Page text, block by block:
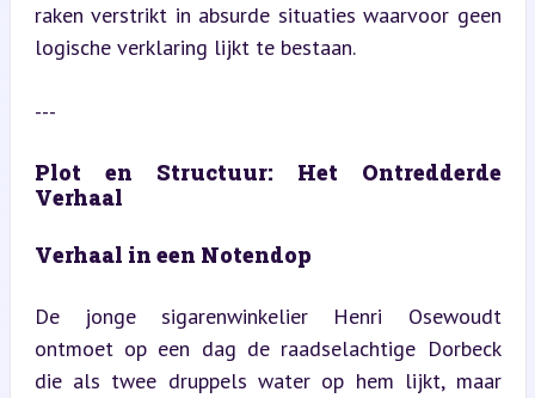
raken verstrikt in absurde situaties waarvoor geen
logische verklaring lijkt te bestaan.
---
Plot en Structuur: Het Ontredderde
Verhaal
Verhaal in een Notendop
De jonge sigarenwinkelier Henri Osewoudt
ontmoet op een dag de raadselachtige Dorbeck
die als twee druppels water op hem lijkt, maar